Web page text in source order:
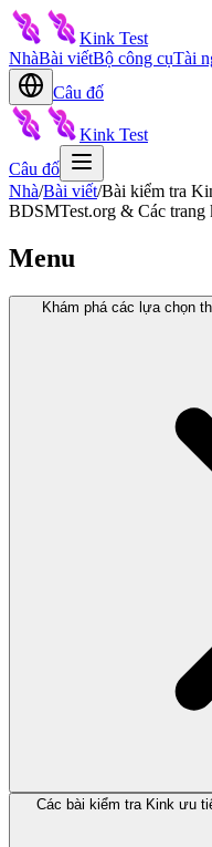
Kink Test
NhàBài viếtBộ công cụTài
Câu đố
Kink Test
Câu đố
Nhà/Bài viết/Bài kiểm tra
BDSMTest.org & Các trang
Menu
Khám phá các lựa chọn
Các bài kiểm tra Kink ưu